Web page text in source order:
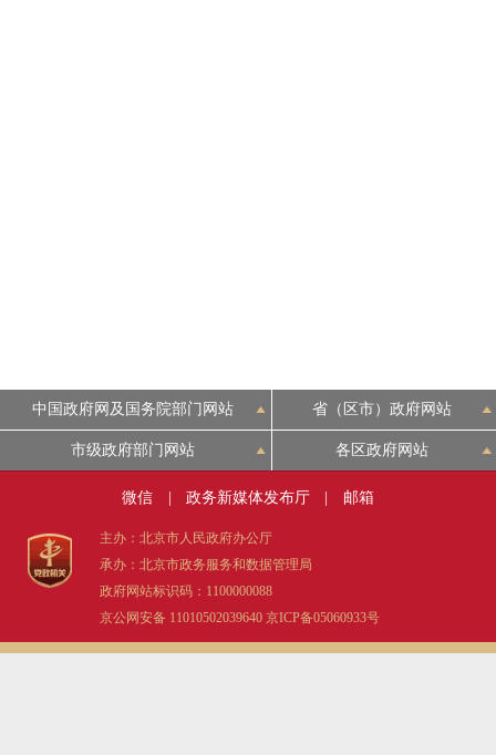
中国政府网及国务院部门网站 省（区市）政府网站
市级政府部门网站 各区政府网站
微信 政务新媒体发布厅 邮箱
主办：北京市人民政府办公厅
承办：北京市政务服务和数据管理局
政府网站标识码：1100000088
京公网安备 11010502039640 京ICP备05060933号